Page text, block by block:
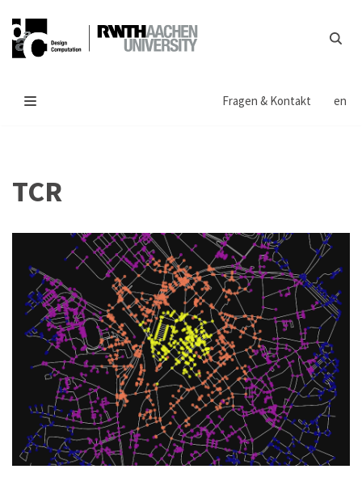
Zum
Inhalt
Fragen & Kontakt
en
TCR